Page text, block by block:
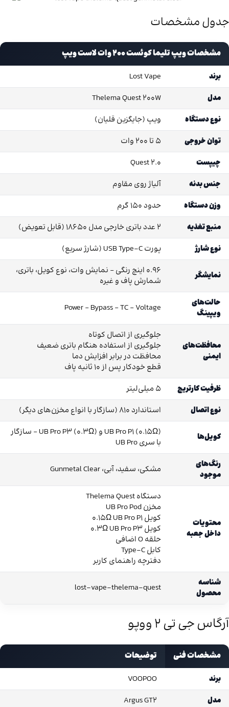
جدول مشخصات
مشخصات ویپ تلیما کوئست 200 وات لاست ویپ
برند
Lost Vape
مدل
Thelema Quest 200W
نوع دستگاه
ویپ (جایگزین قلیان)
توان خروجی
5 تا 200 وات
چیپست
Quest 2.0
جنس بدنه
آلیاژ روی مقاوم
وزن دستگاه
حدود 150 گرم
منبع تغذیه
2 عدد باتری خارجی مدل 18650 (قابل تعویض)
نوع شارژ
پورت USB Type-C (شارژ سریع)
نمایشگر
0.96 اینچ رنگی – نمایش وات، نوع کویل، باتری،
شمارش پاف و غیره
حالت‌های
ویپینگ
Power – Bypass – TC – Voltage
محافظت‌های
ایمنی
جلوگیری از اتصال کوتاه
جلوگیری از استفاده هنگام باتری ضعیف
محافظت در برابر افزایش دما
قطع خودکار پس از 10 ثانیه پاف
ظرفیت کارتریج
5 میلی‌لیتر
نوع اتصال
استاندارد 810 (سازگار با انواع مخزن‌های دیگر)
کویل‌ها
UB Pro P1 (0.15Ω) و UB Pro P3 (0.3Ω) – سازگار
با سری UB Pro
رنگ‌های
موجود
مشکی، سفید، آبی، Gunmetal Clear
محتویات
داخل جعبه
دستگاه Thelema Quest
مخزن UB Pro Pod
کویل 0.15Ω UB Pro P1
کویل 0.3Ω UB Pro P3
حلقه O اضافی
کابل Type-C
دفترچه راهنمای کاربر
شناسه
محصول
lost-vape-thelema-quest
آرگاس جی تی ۲ ووپو
مشخصات فنی توضیحات
برند
VOOPOO
مدل
Argus GT2